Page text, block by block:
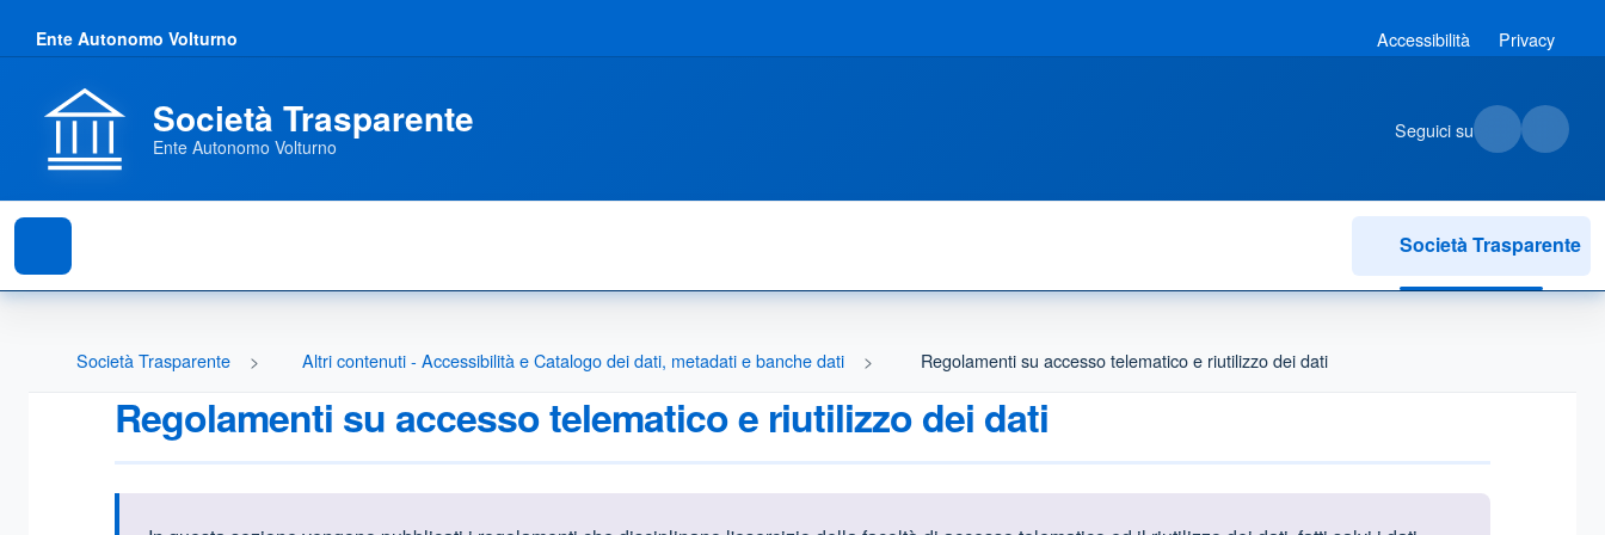
Ente Autonomo Volturno Accessibilità Privacy
Società Trasparente
Ente Autonomo Volturno
Seguici su
Società Trasparente
Società Trasparente Altri contenuti - Accessibilità e Catalogo dei dati, metadati e banche dati Regolamenti su accesso telematico e riutilizzo dei dati
Regolamenti su accesso telematico e riutilizzo dei dati